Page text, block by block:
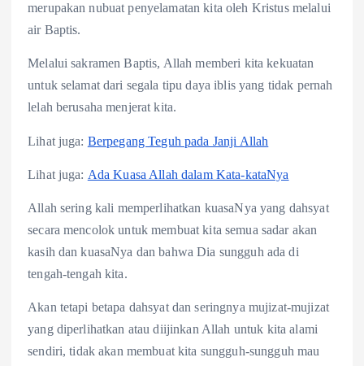
merupakan nubuat penyelamatan kita oleh Kristus melalui
air Baptis.
Melalui sakramen Baptis, Allah memberi kita kekuatan
untuk selamat dari segala tipu daya iblis yang tidak pernah
lelah berusaha menjerat kita.
Lihat juga: Berpegang Teguh pada Janji Allah
Lihat juga: Ada Kuasa Allah dalam Kata-kataNya
Allah sering kali memperlihatkan kuasaNya yang dahsyat
secara mencolok untuk membuat kita semua sadar akan
kasih dan kuasaNya dan bahwa Dia sungguh ada di
tengah-tengah kita.
Akan tetapi betapa dahsyat dan seringnya mujizat-mujizat
yang diperlihatkan atau diijinkan Allah untuk kita alami
sendiri, tidak akan membuat kita sungguh-sungguh mau